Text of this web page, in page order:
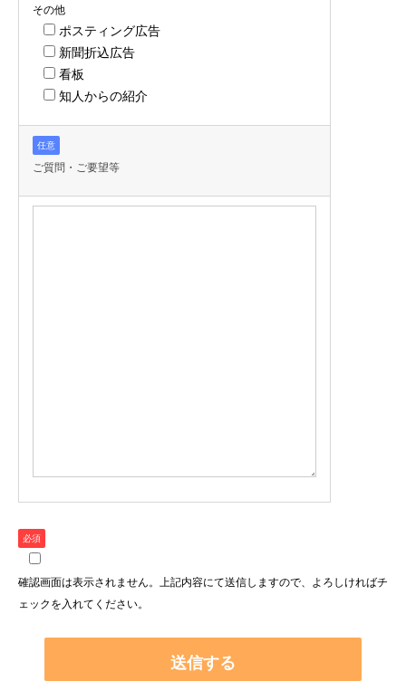
その他
ポスティング広告
新聞折込広告
看板
知人からの紹介
任意
ご質問・ご要望等
必須
確認画面は表示されません。上記内容にて送信しますので、よろしければチ
ェックを入れてください。